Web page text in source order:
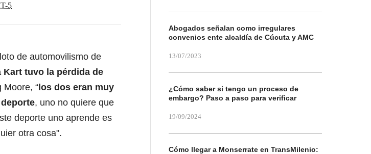
5
de automovilismo de
tuvo la pérdida de
Moore, “ los dos eran muy
, uno no quiere que
deporte uno aprende es
otra cosa".
Abogados señalan como irregulares
convenios ente alcaldía de Cúcuta y AMC
13/07/2023
¿Cómo saber si tengo un proceso de
embargo? Paso a paso para verificar
19/09/2024
Cómo llegar a Monserrate en TransMilenio: